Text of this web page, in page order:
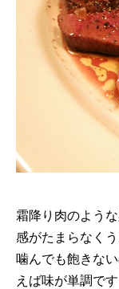
霜降り肉のよう
感がたまらなく
噛んでも飽きな
えば味が単調で